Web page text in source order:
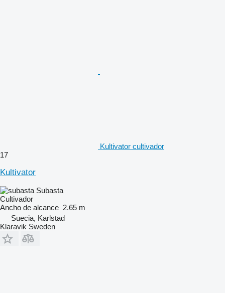
Kultivator cultivador
17
Kultivator
Subasta
Cultivador
Ancho de alcance 2.65 m
Suecia, Karlstad
Klaravik Sweden